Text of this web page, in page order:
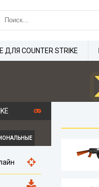
ДЛЯ COUNTER STRIKE